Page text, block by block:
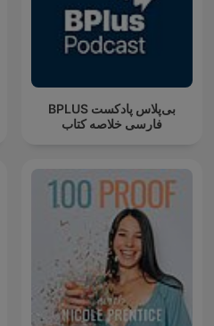
‌BPLUS بی‌پلاس پادکست
فارسی خلاصه کتاب